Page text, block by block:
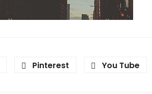
Pinterest You Tube